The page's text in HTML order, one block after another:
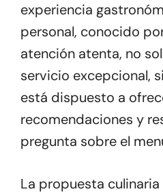
experiencia
personal, conocido
atención atenta, no
servicio excepcional,
está dispuesto a
recomendaciones y
pregunta sobre el
La propuesta culinaria